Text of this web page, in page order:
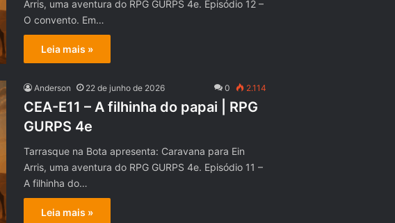
Arris, uma aventura do RPG GURPS 4e. Episódio 12 –
O convento. Em…
Leia mais »
Anderson 22 de junho de 2026 0 2.114
CEA-E11 – A filhinha do papai | RPG
GURPS 4e
Tarrasque na Bota apresenta: Caravana para Ein
Arris, uma aventura do RPG GURPS 4e. Episódio 11 –
A filhinha do…
Leia mais »